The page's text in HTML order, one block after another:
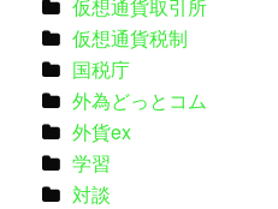
仮想通貨取引所
仮想通貨税制
国税庁
外為どっとコム
外貨ex
学習
対談